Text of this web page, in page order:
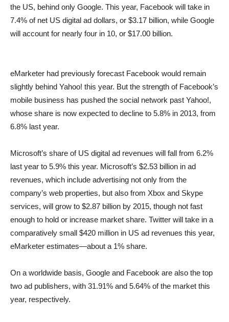
the US, behind only Google. This year, Facebook will take in
7.4% of net US digital ad dollars, or $3.17 billion, while Google
will account for nearly four in 10, or $17.00 billion.
eMarketer had previously forecast Facebook would remain
slightly behind Yahoo! this year. But the strength of Facebook’s
mobile business has pushed the social network past Yahoo!,
whose share is now expected to decline to 5.8% in 2013, from
6.8% last year.
Microsoft’s share of US digital ad revenues will fall from 6.2%
last year to 5.9% this year. Microsoft’s $2.53 billion in ad
revenues, which include advertising not only from the
company’s web properties, but also from Xbox and Skype
services, will grow to $2.87 billion by 2015, though not fast
enough to hold or increase market share. Twitter will take in a
comparatively small $420 million in US ad revenues this year,
eMarketer estimates—about a 1% share.
On a worldwide basis, Google and Facebook are also the top
two ad publishers, with 31.91% and 5.64% of the market this
year, respectively.